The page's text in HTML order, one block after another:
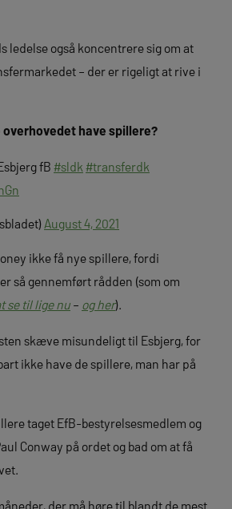
ledelse også koncentrere sig om at
– der er rigeligt at rive i
overhovedet have spillere?
fB #sldk #transferdk
August 4, 2021
ikke få nye spillere, fordi
så gennemført rådden (som om
se til lige nu – og her).
skæve misundeligt til Esbjerg, for
ikke have de spillere, man har på
taget EfB-bestyrelsesmedlem og
Conway på ordet og bad om at få
der må høre til blandt de mest